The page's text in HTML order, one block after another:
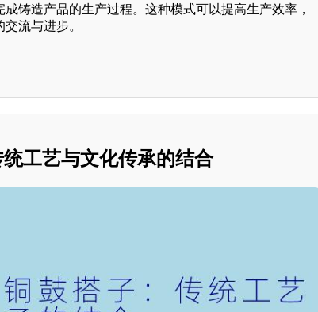
铸造产品的生产过程。这种模式可以提高生产效率，
流与进步。
工艺与文化传承的结合